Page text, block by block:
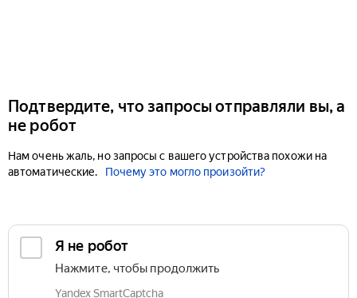
Подтвердите, что запросы отправляли вы, а
не робот
Нам очень жаль, но запросы с вашего устройства похожи на
автоматические.
Почему это могло произойти?